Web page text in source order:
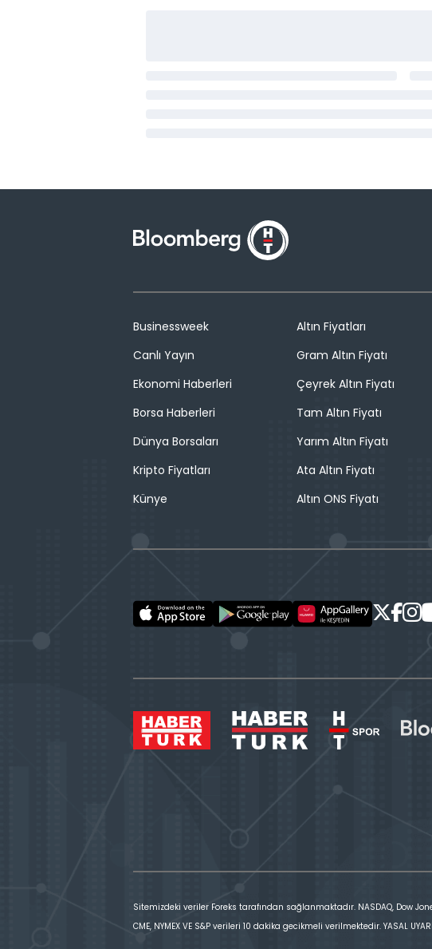
Businessweek
Canlı Yayın
Ekonomi Haberleri
Borsa Haberleri
Dünya Borsaları
Kripto Fiyatları
Künye
Altın Fiyatları
Gram Altın Fiyatı
Çeyrek Altın Fiyatı
Tam Altın Fiyatı
Yarım Altın Fiyatı
Ata Altın Fiyatı
Altın ONS Fiyatı
Sitemizdeki veriler Foreks tarafından sağlanmaktadır. NASDAQ, Dow
CME, NYMEX VE S&P verileri 10 dakika gecikmeli verilmektedir. YASAL